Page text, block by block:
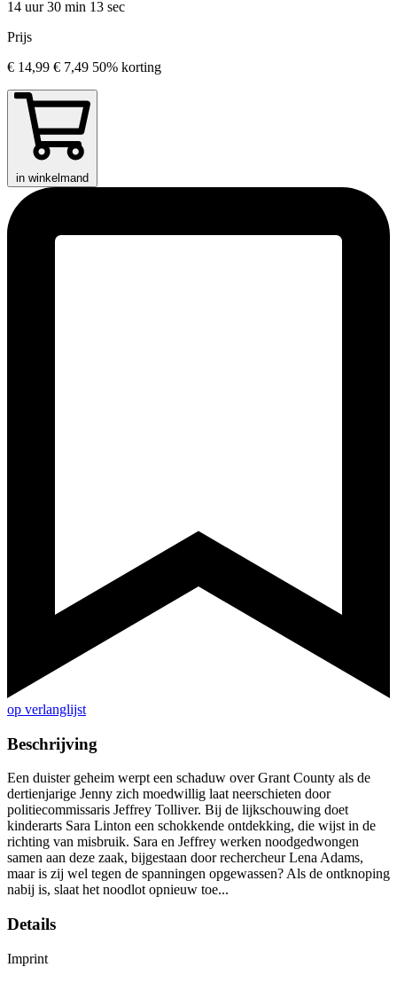
14 uur 30 min 13 sec
Prijs
€ 14,99 € 7,49 50% korting
in winkelmand
op verlanglijst
Beschrijving
Een duister geheim werpt een schaduw over Grant County als de
dertienjarige Jenny zich moedwillig laat neerschieten door
politiecommissaris Jeffrey Tolliver. Bij de lijkschouwing doet
kinderarts Sara Linton een schokkende ontdekking, die wijst in de
richting van misbruik. Sara en Jeffrey werken noodgedwongen
samen aan deze zaak, bijgestaan door rechercheur Lena Adams,
maar is zij wel tegen de spanningen opgewassen? Als de ontknoping
nabij is, slaat het noodlot opnieuw toe...
Details
Imprint